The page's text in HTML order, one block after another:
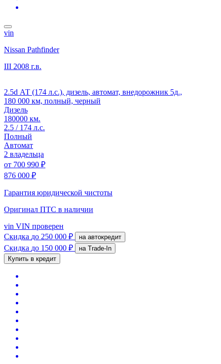
vin
Nissan Pathfinder
III 2008 г.в.
2.5d АТ (174 л.с.), дизель, автомат, внедорожник 5д.,
180 000 км, полный, черный
Дизель
180000 км.
2.5 / 174 л.с.
Полный
Автомат
2 владельца
от 700 990 ₽
876 000 ₽
Гарантия юридической чистоты
Оригинал ПТС в наличии
vin VIN проверен
Скидка до 250 000 ₽ на автокредит
Скидка до 150 000 ₽
на Trade-In
Купить в кредит